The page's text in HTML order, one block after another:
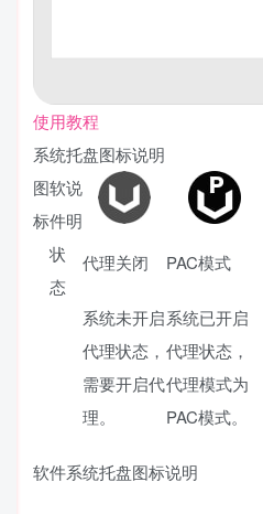
使用教程
系统托盘图标说明
图
标
软
件
状
态
说
明
代理关闭
系统未开启
代理状态，
需要开启代
理。
PAC模式
系统已开启
代理状态，
代理模式为
PAC模式。
软件系统托盘图标说明